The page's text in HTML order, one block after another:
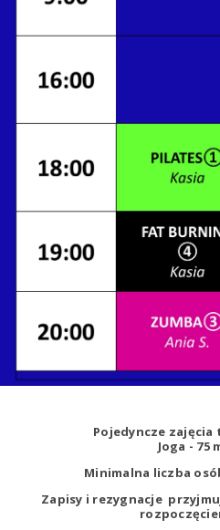
Pojedyncze zajęcia
Joga - 75
Minimalna liczba
Zapisy i rezygnacje